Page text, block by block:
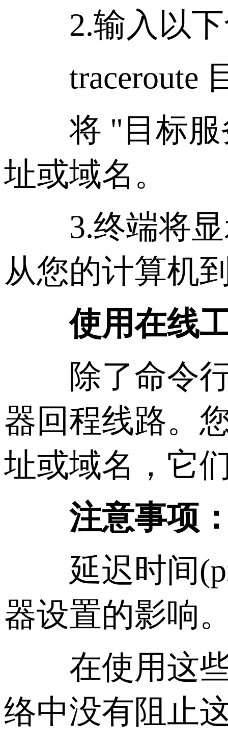
2.输入以下
traceroute
将 "目标服务
址或域名。
3.终端将显
从您的计算机
使用在线
除了命令行
器回程线路。
址或域名，它
注意事项
延迟时间
器设置的影响
在使用这些
络中没有阻止